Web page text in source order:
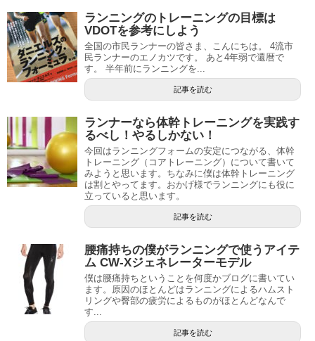
ランニングのトレーニングの目標は
VDOTを参考にしよう
全国の市民ランナーの皆さま、こんにちは。 4流市
民ランナーのエノカツです。 あと4年弱で還暦で
す。 半年前にランニングを...
記事を読む
ランナーなら体幹トレーニングを実践す
るべし！やるしかない！
今回はランニングフォームの安定につながる、体幹
トレーニング（コアトレーニング）について書いて
みようと思います。ちなみに僕は体幹トレーニング
は割とやってます。おかげ様でランニングにも役に
立っていると思います。
記事を読む
腰痛持ちの僕がランニングで使うアイテ
ム CW-Xジェネレーターモデル
僕は腰痛持ちということを何度かブログに書いてい
ます。原因のほとんどはランニングによるハムスト
リングや臀部の疲労によるものがほとんどなんで
す...
記事を読む